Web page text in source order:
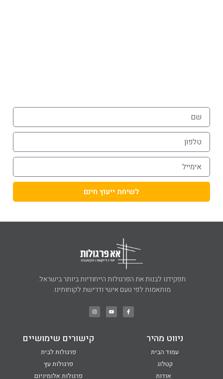
לשיחת ייעוץ חינם
תפקידנו לבנות את הפרגולות הייחודיות ביותר בישראל.
מותאמות לפי טעם אישי ודרישת לקוחותינו.
ניווט מהיר
עמוד הבית
קטלוג
אודות
קישורים שימושיים
פרגולות לבית
פרגולות עץ
פרגולות אלומיניום